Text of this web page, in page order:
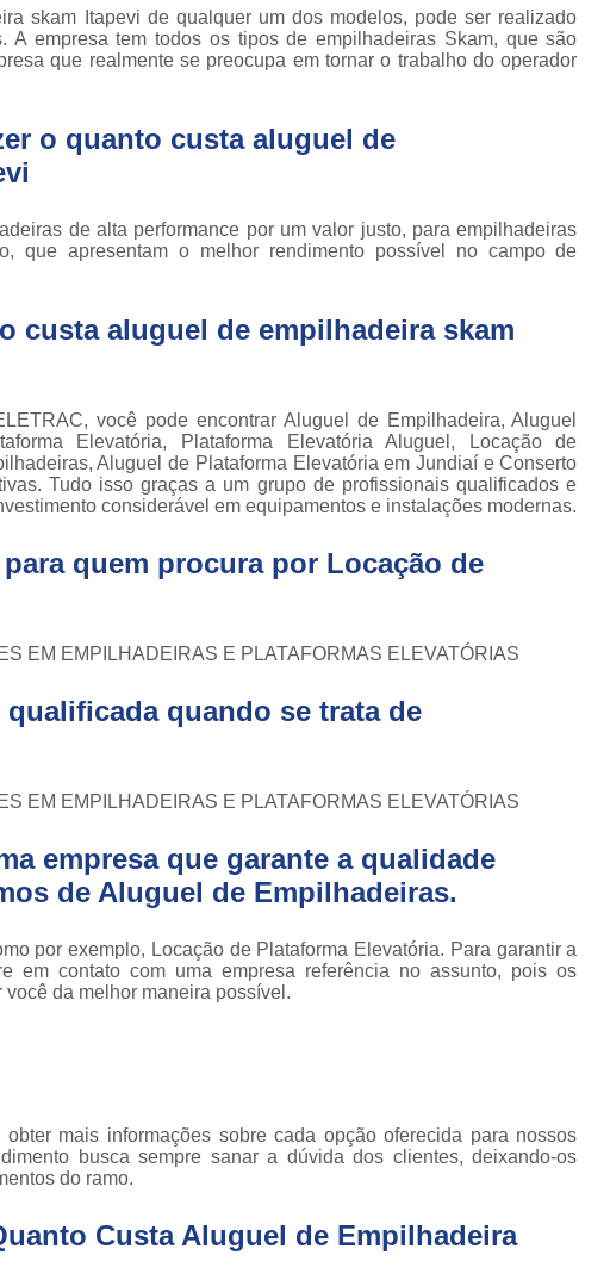
Locação de
empilhadeiras
Locar
de
empilhadeiras
manuais
Peças para
Peças para
empilhadeiras
Plataformas
articuladas
Venda de
Locação de Plataforma Tesoura
Plataforma Tesoura Aluguel
Assistência
Assistência
Assistência
Assistência
Assistência
Assistência
Assistência Técnica
Assistência Técnica para
Conserto de Empilhadeira a Gás
Conserto de Empilhadeira
Conserto para Empilhadeira
Conserto de
Conserto de
Conserto de Empilhadeira
Conserto de
Conserto de
Empilhadeira
skam Itapevi de qualquer um dos modelos, pode ser realizado
A empresa tem todos os tipos de empilhadeiras Skam, que são
que realmente se preocupa em tornar o trabalho do operador
o quanto custa aluguel de
de alta performance por um valor justo, para empilhadeiras
que apresentam o melhor rendimento possível no campo de
custa aluguel de empilhadeira skam
você pode encontrar Aluguel de Empilhadeira, Aluguel
Elevatória, Plataforma Elevatória Aluguel, Locação de
Aluguel de Plataforma Elevatória em Jundiaí e Conserto
Tudo isso graças a um grupo de profissionais qualificados e
considerável em equipamentos e instalações modernas.
quem procura por Locação de
EM EMPILHADEIRAS E PLATAFORMAS ELEVATÓRIAS
qualificada quando se trata de
EM EMPILHADEIRAS E PLATAFORMAS ELEVATÓRIAS
empresa que garante a qualidade
de Aluguel de Empilhadeiras.
por exemplo, Locação de Plataforma Elevatória. Para garantir a
em contato com uma empresa referência no assunto, pois os
da melhor maneira possível.
mais informações sobre cada opção oferecida para nossos
busca sempre sanar a dúvida dos clientes, deixando-os
do ramo.
Custa Aluguel de Empilhadeira